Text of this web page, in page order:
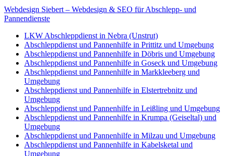
Webdesign Siebert – Webdesign & SEO für Abschlepp- und
Pannendienste
LKW Abschleppdienst in Nebra (Unstrut)
Abschleppdienst und Pannenhilfe in Prittitz und Umgebung
Abschleppdienst und Pannenhilfe in Döbris und Umgebung
Abschleppdienst und Pannenhilfe in Goseck und Umgebung
Abschleppdienst und Pannenhilfe in Markkleeberg und
Umgebung
Abschleppdienst und Pannenhilfe in Elstertrebnitz und
Umgebung
Abschleppdienst und Pannenhilfe in Leißling und Umgebung
Abschleppdienst und Pannenhilfe in Krumpa (Geiseltal) und
Umgebung
Abschleppdienst und Pannenhilfe in Milzau und Umgebung
Abschleppdienst und Pannenhilfe in Kabelsketal und
Umgebung